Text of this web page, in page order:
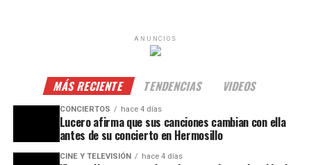
ANUNCIOS
MÁS RECIENTE TENDENCIAS VIDEOS
CONCIERTOS hace 4 días
Lucero afirma que sus canciones cambian con ella
antes de su concierto en Hermosillo
CINE Y TELEVISIÓN hace 4 días